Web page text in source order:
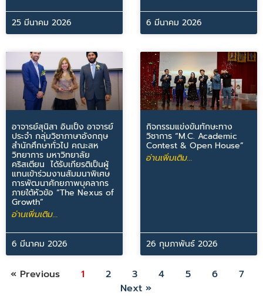
25 มีนาคม 2026 6 มีนาคม 2026
อาจารย์สุนิสา อินเป็ง อาจารย์
ประจำ กลุ่มวิชาภาษาอังกฤษ
สำนักศึกษาทั่วไป คณะสห
วิทยาการ มหาวิทยาลัย
คริสเตียน ได้รับเกียรติเป็นผู้
แทนเข้าร่วมงานสัมมนาพิเศษ
การพัฒนาศักยภาพบุคลากร
ภายใต้หัวข้อ “The Nexus of
Growth”
อ่านเพิ่มเติม...
6 มีนาคม 2026
กิจกรรมแข่งขันทักษะทาง
วิชาการ “M.C. Academic
Contest & Open House”
อ่านเพิ่มเติม...
26 กุมภาพันธ์ 2026
« Previous 1 2 3 4 5 6
7
Next »